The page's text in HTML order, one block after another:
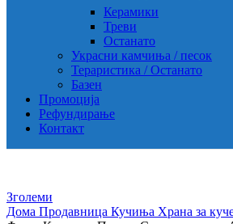
Керамики
Треви
Останато
Украсни камчиња / песок
Тераристика / Останато
Базен
Промоција
Рефундирање
Контакт
Зголеми
Дома Продавница Кучиња Храна за